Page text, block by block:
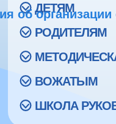
об ДЕТЯМ
РОДИТЕЛЯМ
ВОЖАТЫМ
ШКОЛА